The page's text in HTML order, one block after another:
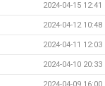
2024-04-15 12:41
2024-04-12 10:48
2024-04-11 12:03
2024-04-10 20:33